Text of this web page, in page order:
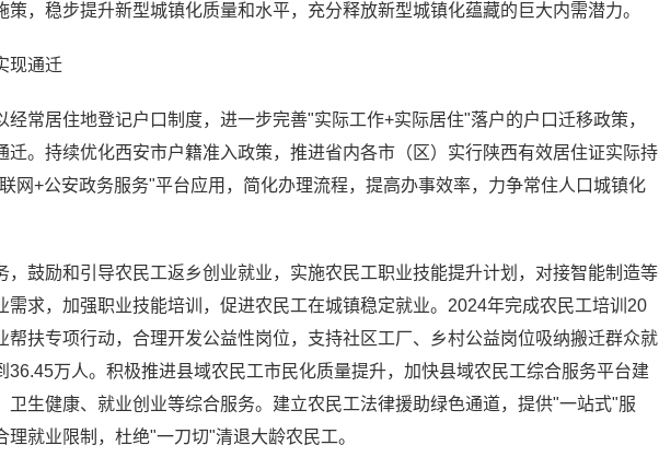
策，稳步提升新型城镇化质量和水平，充分释放新型城镇化蕴藏的巨大内需潜力。
现通迁
常居住地登记户口制度，进一步完善"实际工作+实际居住"落户的户口迁移政策，
迁。持续优化西安市户籍准入政策，推进省内各市（区）实行陕西有效居住证实际持
网+公安政务服务"平台应用，简化办理流程，提高办事效率，力争常住人口城镇化
，鼓励和引导农民工返乡创业就业，实施农民工职业技能提升计划，对接智能制造等
需求，加强职业技能培训，促进农民工在城镇稳定就业。2024年完成农民工培训20
帮扶专项行动，合理开发公益性岗位，支持社区工厂、乡村公益岗位吸纳搬迁群众就
36.45万人。积极推进县域农民工市民化质量提升，加快县域农民工综合服务平台建
卫生健康、就业创业等综合服务。建立农民工法律援助绿色通道，提供"一站式"服
就业限制，杜绝"一刀切"清退大龄农民工。